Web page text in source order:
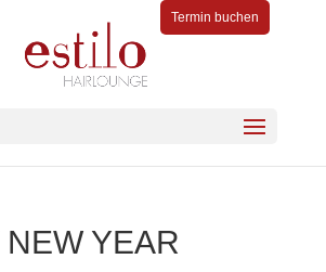
Termin buchen
YEAR